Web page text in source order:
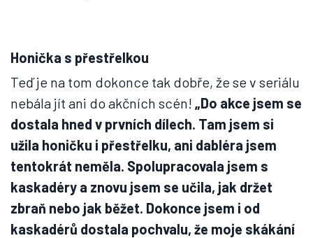
Honička s přestřelkou
Teď je na tom dokonce tak dobře, že se v seriálu
nebála jít ani do akčních scén! „Do akce jsem se
dostala hned v prvních dílech. Tam jsem si
užila honičku i přestřelku, ani dabléra jsem
tentokrát neměla. Spolupracovala jsem s
kaskadéry a znovu jsem se učila, jak držet
zbraň nebo jak běžet. Dokonce jsem i od
kaskadérů dostala pochvalu, že moje skákání